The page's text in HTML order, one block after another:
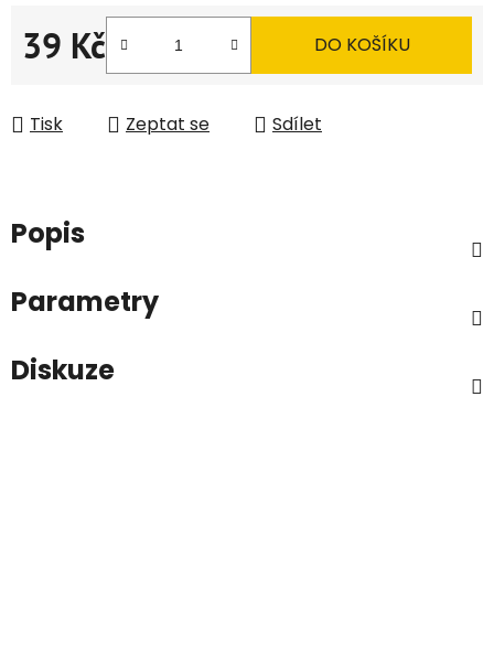
39 Kč
Měrná cena:
DO KOŠÍKU
Tisk Zeptat se Sdílet
Popis
Parametry
Diskuze